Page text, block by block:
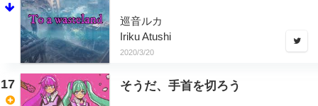
巡音ルカ
Iriku Atushi
2020/3/20
17 そうだ、手首を切ろう